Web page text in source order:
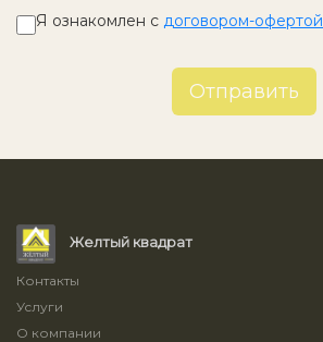
Я ознакомлен с договором-офертой
Отправить
Желтый квадрат
Контакты
Услуги
О компании